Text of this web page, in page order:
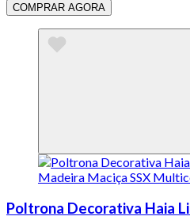
COMPRAR AGORA
Poltrona Decorativa Haia